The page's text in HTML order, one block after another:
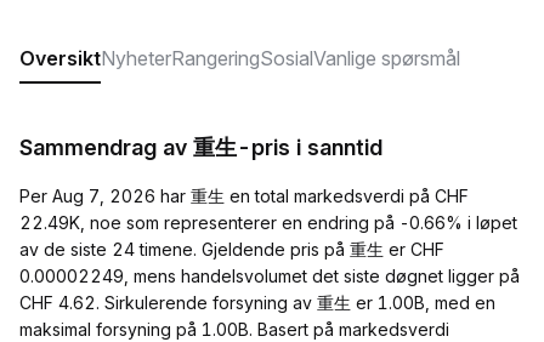
OversiktNyheterRangeringSosialVanlige spørsmål
Sammendrag av 重生-pris i sanntid
Per Aug 7, 2026 har 重生 en total markedsverdi på CHF
22.49K, noe som representerer en endring på -0.66% i løpet
av de siste 24 timene. Gjeldende pris på 重生 er CHF
0.00002249, mens handelsvolumet det siste døgnet ligger på
CHF 4.62. Sirkulerende forsyning av 重生 er 1.00B, med en
maksimal forsyning på 1.00B. Basert på markedsverdi